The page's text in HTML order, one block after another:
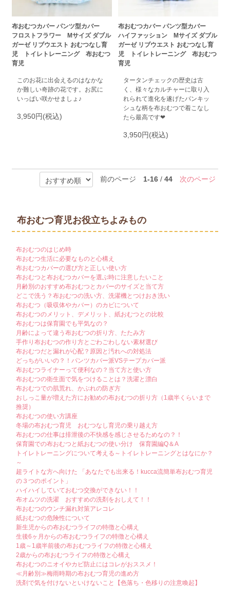
布おむつカバー パンツ型カバー
フロストフラワー Mサイズ ダブル
ガーゼ リブウエスト おむつなし育
児 トイレトレーニング 布おむつ
育児
このお花に出会えるのはなかな
か難しい奇跡の花です。お尻に
いっぱい咲かせましょ♪
3,950円(税込)
布おむつカバー パンツ型カバー
ハイファッション Mサイズ ダブル
ガーゼ リブウエスト おむつなし育
児 トイレトレーニング 布おむつ
育児
タータンチェックの歴史は古
く、様々なカルチャーに取り入
れられて進化を遂げたパンキッ
シュな柄を布おむつで着こなし
たら最高です❤
3,950円(税込)
前のページ 1-16/44 次のページ
布おむつ育児お役立ちよみもの
布おむつのはじめ時
布おむつ生活に必要なものと心構え
布おむつカバーの選び方と正しい使い方
布おむつと布おむつカバーを選ぶ時に注意したいこと
月齢別のおすすめ布おむつとカバーのサイズと当て方
どこで洗う？布おむつの洗い方、洗濯機とつけおき洗い
布おむつ（吸収体やカバー）のカビについて
布おむつのメリット、デメリット、紙おむつとの比較
布おむつは保育園でも平気なの？
月齢によって違う布おむつの折り方、たたみ方
手作り布おむつの作り方とごわごわしない素材選び
布おむつだと漏れが心配？原因と汚れへの対処法
どっちがいいの？！パンツカバー派VSテープカバー派
布おむつライナーって便利なの？当て方と使い方
布おむつの衛生面で気をつけることは？洗濯と漂白
布おむつでの肌荒れ、かぶれの防ぎ方
おしっこ量が増えた方にお勧めの布おむつの折り方（1歳半くらいまで
推奨）
布おむつの使い方講座
冬場の布おむつ育児 おむつなし育児の乗り越え方
布おむつの仕事は排泄後の不快感を感じさせるためなの？！
保育園での布おむつと紙おむつの使い分け 保育園編Q＆A
トイレトレーニングについて考える～トイレトレーニングとはなにか？
～
超ライトな方へ向けた 「あなたでも出来る！kucca流簡単布おむつ育児
の３つのポイント」
ハイハイしていておむつ交換ができない！！
布オムツの洗濯 おすすめの洗剤をおしえて！！
布おむつのウンチ漏れ対策アレコレ
紙おむつの危険性について
新生児からの布おむつライフの特徴と心構え
生後6ヶ月からの布おむつライフの特徴と心構え
1歳～1歳半前後の布おむつライフの特徴と心構え
2歳からの布おむつライフの特徴と心構え
布おむつのニオイやカビ防止にはコレがおススメ！
≪月齢別≫梅雨時期の布おむつ育児の進め方
洗剤で気を付けないといけないこと【色落ち・色移りの注意喚起】